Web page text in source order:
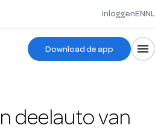
InloggenENNL
Download de app
deelauto van